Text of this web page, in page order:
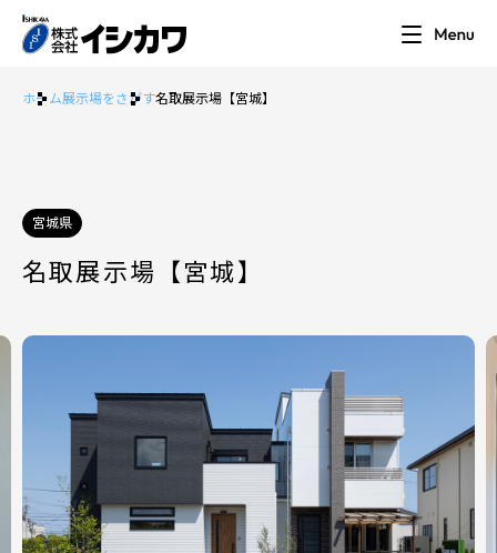
ホーム展示場をさがす名取展示場【宮城】
宮城県
名取展示場【宮城】